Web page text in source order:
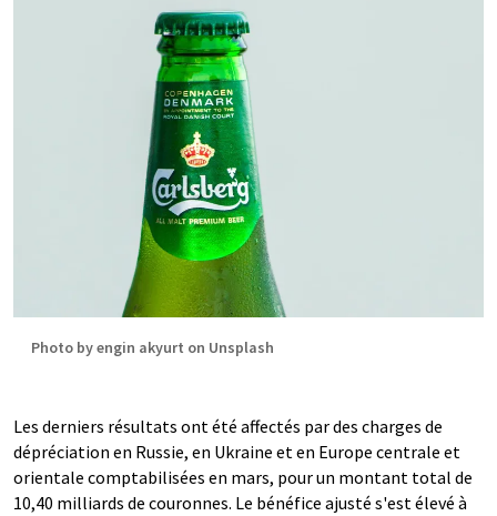
Photo by engin akyurt on Unsplash
Les derniers résultats ont été affectés par des charges de
dépréciation en Russie, en Ukraine et en Europe centrale et
orientale comptabilisées en mars, pour un montant total de
10,40 milliards de couronnes. Le bénéfice ajusté s'est élevé à